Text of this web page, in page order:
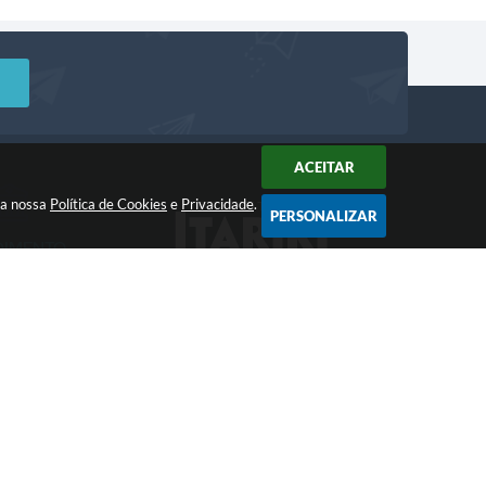
nossa Política de Cookies e Privacidade.
ACEITAR
PERSONALIZAR